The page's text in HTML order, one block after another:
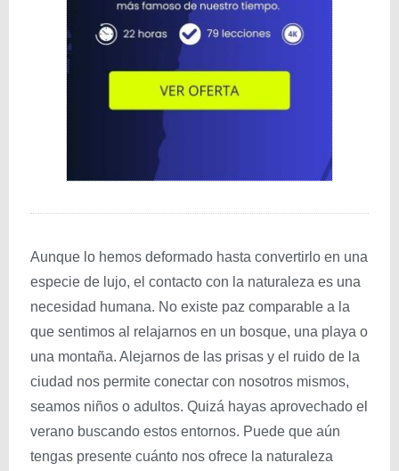
Aunque lo hemos deformado hasta convertirlo en una
especie de lujo, el contacto con la naturaleza es una
necesidad humana. No existe paz comparable a la
que sentimos al relajarnos en un bosque, una playa o
una montaña. Alejarnos de las prisas y el ruido de la
ciudad nos permite conectar con nosotros mismos,
seamos niños o adultos. Quizá hayas aprovechado el
verano buscando estos entornos. Puede que aún
tengas presente cuánto nos ofrece la naturaleza